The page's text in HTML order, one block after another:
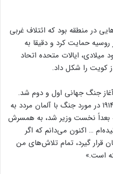
در منطقه بود که ائتلاف غربی
روسیه حمایت کرد و دقیقا به
میلادی، ایالات متحده اتحاد
کویت را شکل داد.
جنگ جهانی اول و دوم شد.
هنگامی که کابینه بریتانیا در سال ۱۹۱۴ در مورد جنگ با آلمان مردد به
بعداً نخست وزیر شد، به همسرش
… اکنون می‌دانم که اگر
قرار گیرد، تمام تلاش‌های من
است.»